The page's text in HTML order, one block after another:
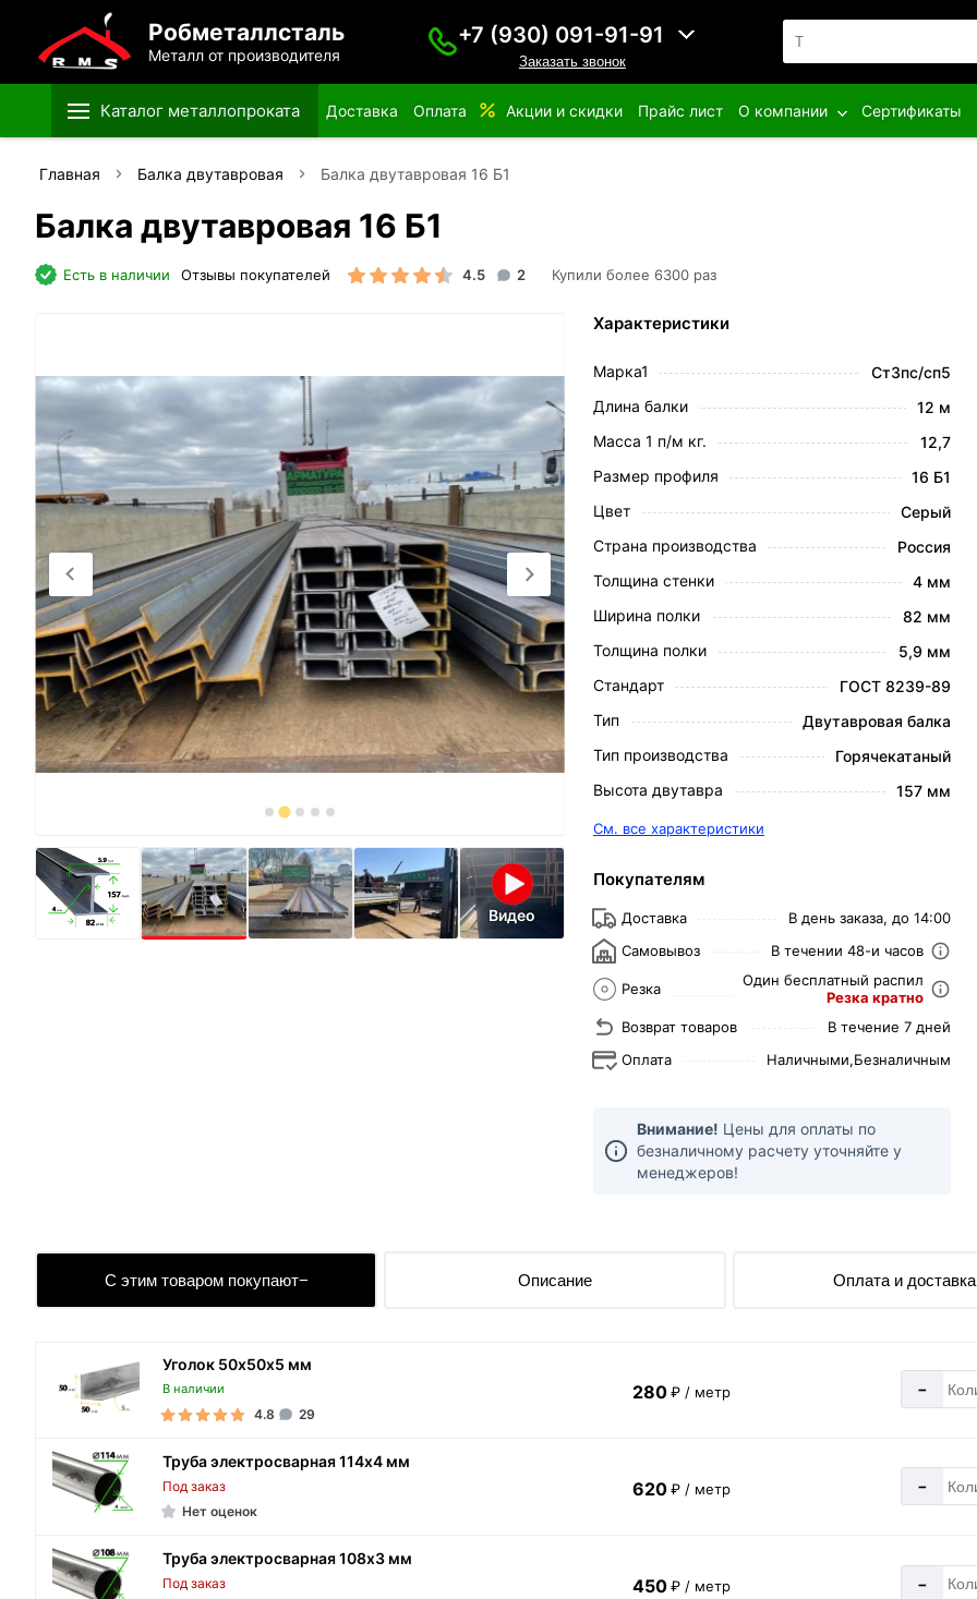
Робметаллсталь
Металл от производителя
+7 (930) 091-91-91
Заказать звонок
Каталог металлопроката Доставка Оплата Акции и скидки Прайс лист О компании Сертификаты
Главная Балка двутавровая Балка двутавровая 16 Б1
Балка двутавровая 16 Б1
Есть в наличии Отзывы покупателей 4.5 2 Купили более 6300 раз
Видео
Характеристики
Марка1
Ст3пс/сп5
Длина балки
12 м
Масса 1 п/м кг.
12,7
Размер профиля
16 Б1
Цвет
Серый
Страна производства
Россия
Толщина стенки
4 мм
Ширина полки
82 мм
Толщина полки
5,9 мм
Стандарт
ГОСТ 8239-89
Тип
Двутавровая балка
Тип производства
Горячекатаный
Высота двутавра
157 мм
См. все характеристики
Покупателям
Доставка
В день заказа, до 14:00
Самовывоз
В течении 48-и часов
Резка
Один бесплатный распил
Резка кратно
Возврат товаров
В течение 7 дней
Оплата
Наличными,Безналичным
Внимание! Цены для оплаты по
безналичному расчету уточняйте у
менеджеров!
С этим товаром покупают Описание Оплата и доставка
Уголок 50х50х5 мм
В наличии
4.8 29
280 ₽ / метр -
Труба электросварная 114х4 мм
Под заказ
Нет оценок
620 ₽ / метр -
Труба электросварная 108х3 мм
Под заказ
450 ₽ / метр -